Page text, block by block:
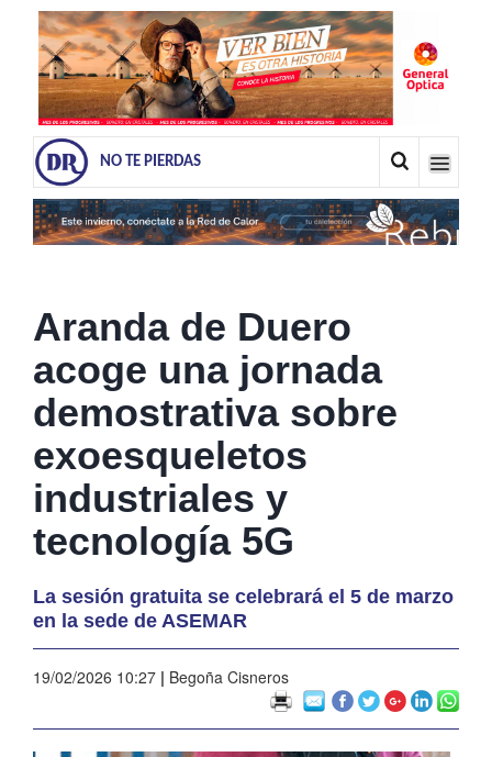
NO TE PIERDAS
Aranda de Duero
acoge una jornada
demostrativa sobre
exoesqueletos
industriales y
tecnología 5G
La sesión gratuita se celebrará el 5 de marzo
en la sede de ASEMAR
19/02/2026 10:27 | Begoña Cisneros